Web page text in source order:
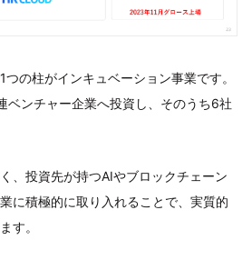
の柱がインキュベーション事業です。
ベンチャー企業へ投資し、そのうち6社
、投資先が持つAIやブロックチェーン
に積極的に取り入れることで、実質的
す。